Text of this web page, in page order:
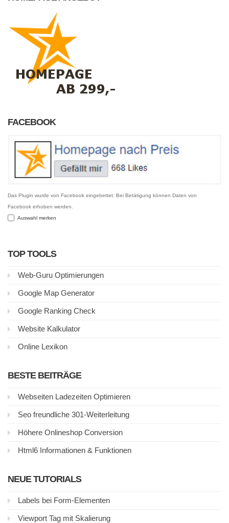
FACEBOOK
Das Plugin wurde von Facebook eingebettet. Bei Betätigung können Daten von
Facebook erhoben werden.
Auswahl merken
TOP TOOLS
Web-Guru Optimierungen
Google Map Generator
Google Ranking Check
Website Kalkulator
Online Lexikon
BESTE BEITRÄGE
Webseiten Ladezeiten Optimieren
Seo freundliche 301-Weiterleitung
Höhere Onlineshop Conversion
Html6 Informationen & Funktionen
NEUE TUTORIALS
Labels bei Form-Elementen
Viewport Tag mit Skalierung